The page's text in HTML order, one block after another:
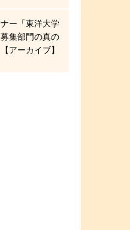
ー「東洋大学
集部門の真の
アーカイブ】